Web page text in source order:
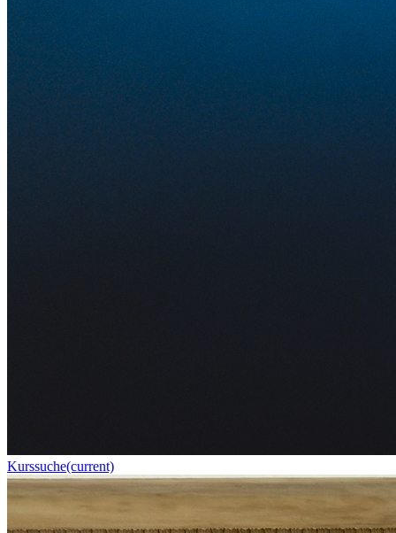
Kurssuche(current)